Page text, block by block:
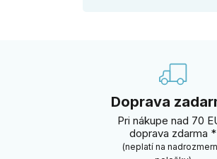
Doprava
Pri nákupe nad 70
doprava zdarma *
(neplatí na